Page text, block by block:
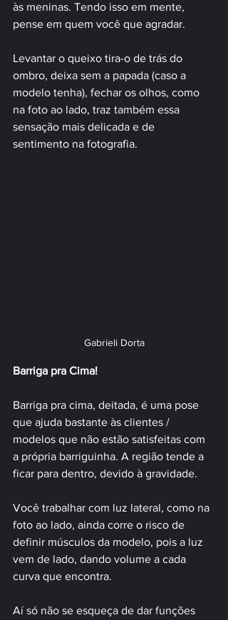
às meninas. Tendo isso em mente,
pense em quem você que agradar.
Levantar o queixo tira-o de trás do
ombro, deixa sem a papada (caso a
modelo tenha), fechar os olhos, como
na foto ao lado, traz também essa
sensação mais delicada e de
sentimento na fotografia.
Gabrieli Dorta
Barriga pra Cima!
Barriga pra cima, deitada, é uma pose
que ajuda bastante às clientes /
modelos que não estão satisfeitas com
a própria barriguinha. A região tende a
ficar para dentro, devido à gravidade.
Você trabalhar com luz lateral, como na
foto ao lado, ainda corre o risco de
definir músculos da modelo, pois a luz
vem de lado, dando volume a cada
curva que encontra.
Aí só não se esqueça de dar funções